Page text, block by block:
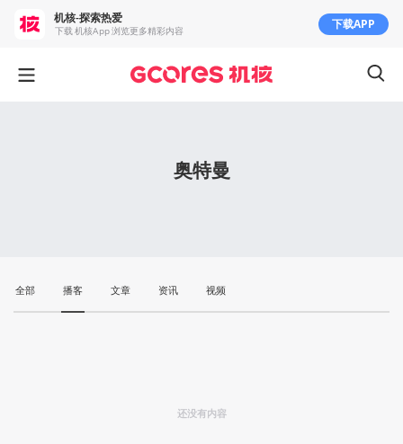
奥特曼
全部 播客 文章 资讯 视频
还没有内容
机核-探索热爱
下载 机核App 浏览更多精彩内容 下载APP